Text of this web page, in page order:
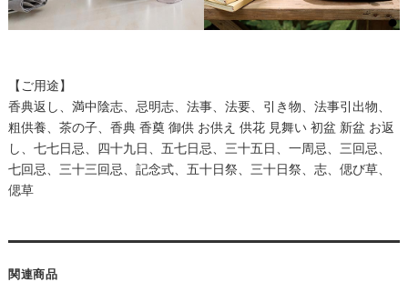
【ご用途】
香典返し、満中陰志、忌明志、法事、法要、引き物、法事引出物、
粗供養、茶の子、香典 香奠 御供 お供え 供花 見舞い 初盆 新盆 お返
し、七七日忌、四十九日、五七日忌、三十五日、一周忌、三回忌、
七回忌、三十三回忌、記念式、五十日祭、三十日祭、志、偲び草、
偲草
関連商品